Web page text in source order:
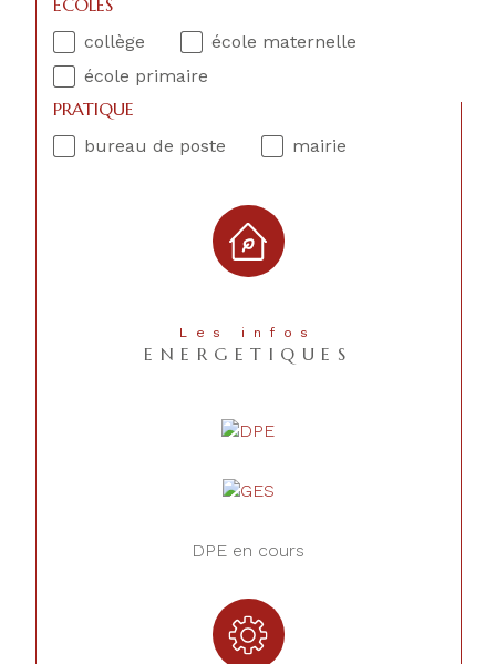
Les infos
ENERGETIQUES
DPE en cours
collège
école maternelle
école primaire
PRATIQUE
bureau de poste mairie